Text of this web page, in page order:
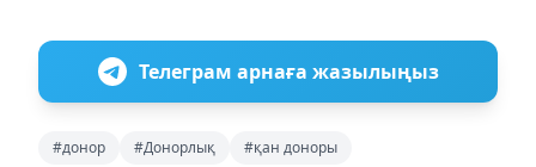
Телеграм арнаға жазылыңыз
#донор #Донорлық #қан доноры